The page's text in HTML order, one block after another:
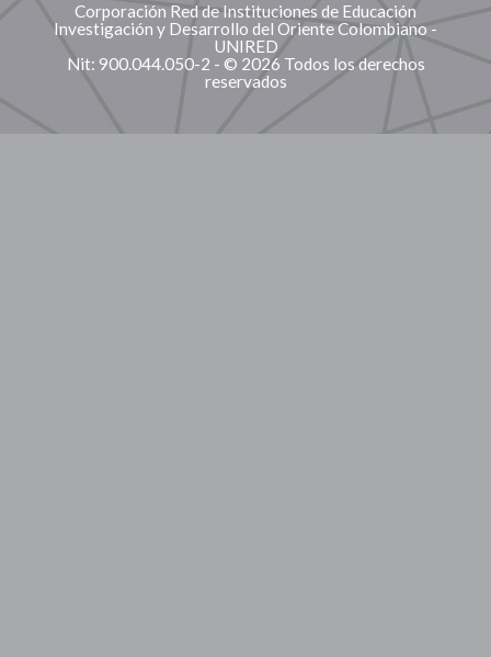
Corporación Red de Instituciones de Educación
Investigación y Desarrollo del Oriente Colombiano -
UNIRED
Nit: 900.044.050-2 - © 2026 Todos los derechos
reservados